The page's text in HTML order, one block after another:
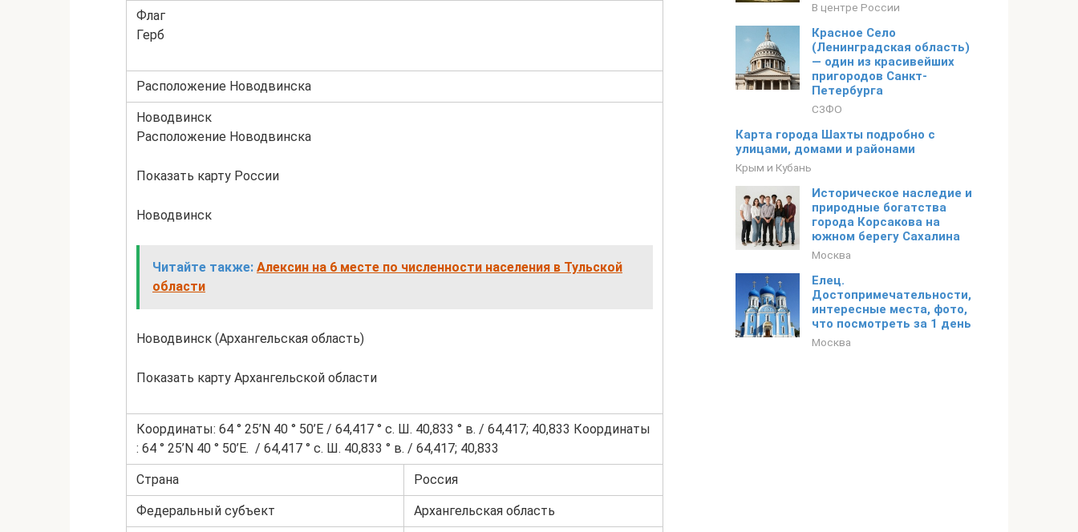
Флаг
Герб
Расположение Новодвинска
Новодвинск
Расположение Новодвинска
Показать карту России
Новодвинск
Читайте также: Алексин на 6 месте по численности населения в Тульской
области
Новодвинск (Архангельская область)
Показать карту Архангельской области
Координаты: 64 ° 25’N 40 ° 50’E / 64,417 ° с. Ш. 40,833 ° в. / 64,417; 40,833 Координаты
: 64 ° 25’N 40 ° 50’E. / 64,417 ° с. Ш. 40,833 ° в. / 64,417; 40,833
Страна Россия
Федеральный субъект Архангельская область
В центре России
Красное Село
(Ленинградская область)
— один из красивейших
пригородов Санкт-
Петербурга
СЗФО
Карта города Шахты подробно с
улицами, домами и районами
Крым и Кубань
Историческое наследие и
природные богатства
города Корсакова на
южном берегу Сахалина
Москва
Елец.
Достопримечательности,
интересные места, фото,
что посмотреть за 1 день
Москва